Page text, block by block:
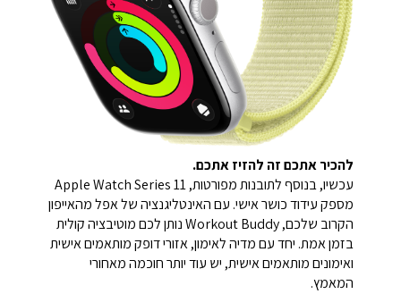
להכיר אתכם זה להזיז אתכם.
עכשיו, בנוסף לתובנות מפורטות, Apple Watch Series 11
מספק עידוד כושר אישי. עם האינטליגנציה של אפל מהאייפון
הקרוב שלכם, Workout Buddy נותן לכם מוטיבציה קולית
בזמן אמת. יחד עם מדיה לאימון, אזורי דופק מותאמים אישית
ואימונים מותאמים אישית, יש עוד יותר חוכמה מאחורי
המאמץ.